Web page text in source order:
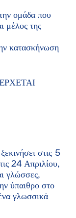
ομάδα που
μέλος της
κατασκήνωση
στις 5
24 Απριλίου,
γλώσσες,
ύπαιθρο στο
γλωσσικά